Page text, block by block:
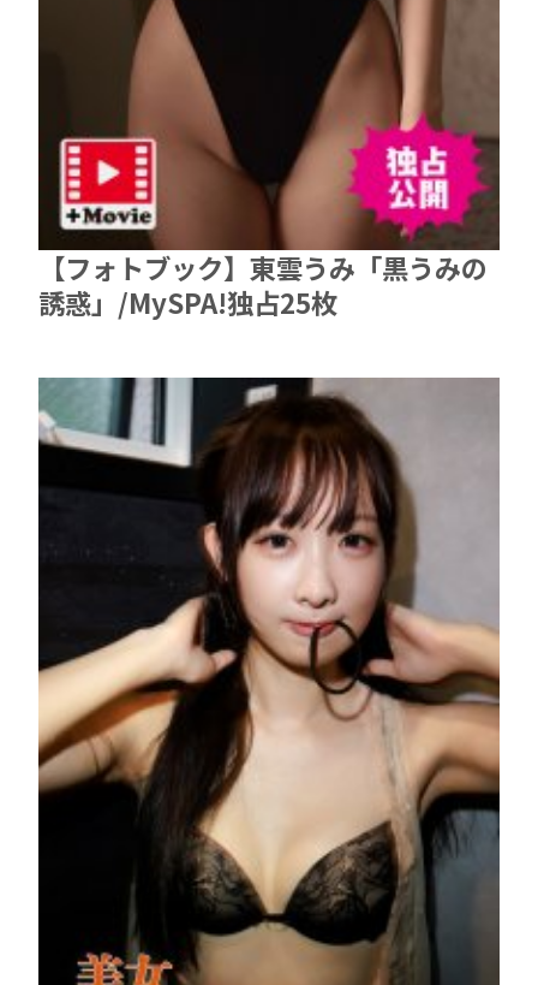
【フォトブック】東雲うみ「黒うみの
誘惑」/MySPA!独占25枚